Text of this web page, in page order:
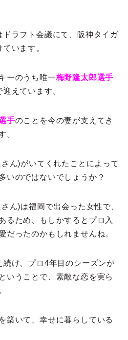
ドラフト会議にて、阪神タイガ
います。
ーのうち唯一梅野隆太郎選手
えています。
手のことを今の妻が支えてき
。
さん)がいてくれたことによって
いのではないでしょうか？
ん)は福岡で出会った女性で、
るため、もしかするとプロ入
だったのかもしれませんね。
続け、プロ4年目のシーズンが
いうことで、素敵な恋を実ら
築いて、幸せに暮らしている